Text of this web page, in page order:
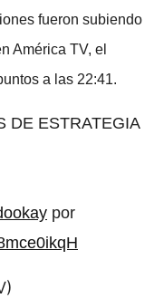
fueron subiendo
América TV, el
a las 22:41.
DE ESTRATEGIA
por